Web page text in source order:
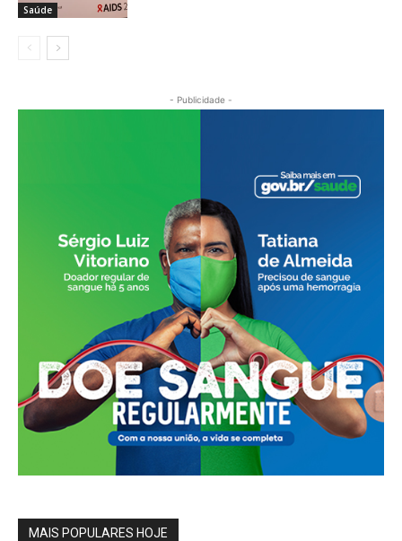
Saúde
- Publicidade -
MAIS POPULARES HOJE